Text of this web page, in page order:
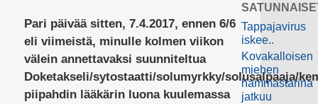
Pari päivää sitten, 7.4.2017, ennen 6/6
eli viimeistä, minulle kolmen viikon
välein annettavaksi suunniteltua
Doketakseli/sytostaatti/solumyrkky/solusalpaaja/
piipahdin lääkärin luona kuulemassa
Tappajavirus
iskee..
Kovakalloisen
miehen
hammastarina
jatkuu